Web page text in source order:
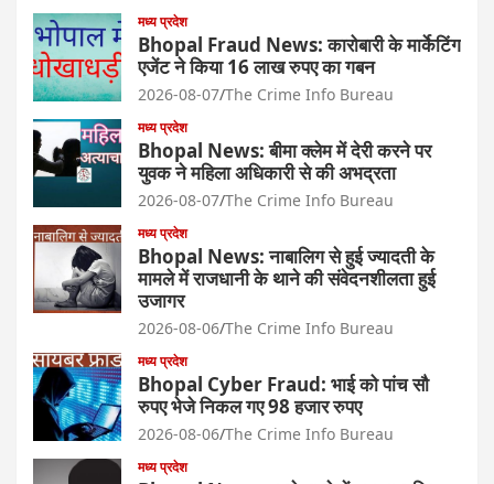
मध्य प्रदेश
Bhopal Fraud News: कारोबारी के मार्केटिंग
एजेंट ने किया 16 लाख रुपए का गबन
2026-08-07 The Crime Info Bureau
मध्य प्रदेश
Bhopal News: बीमा क्लेम में देरी करने पर
युवक ने महिला अधिकारी से की अभद्रता
2026-08-07 The Crime Info Bureau
मध्य प्रदेश
Bhopal News: नाबालिग से हुई ज्यादती के
मामले में राजधानी के थाने की संवेदनशीलता हुई
उजागर
2026-08-06 The Crime Info Bureau
मध्य प्रदेश
Bhopal Cyber Fraud: भाई को पांच सौ
रुपए भेजे निकल गए 98 हजार रुपए
2026-08-06 The Crime Info Bureau
मध्य प्रदेश